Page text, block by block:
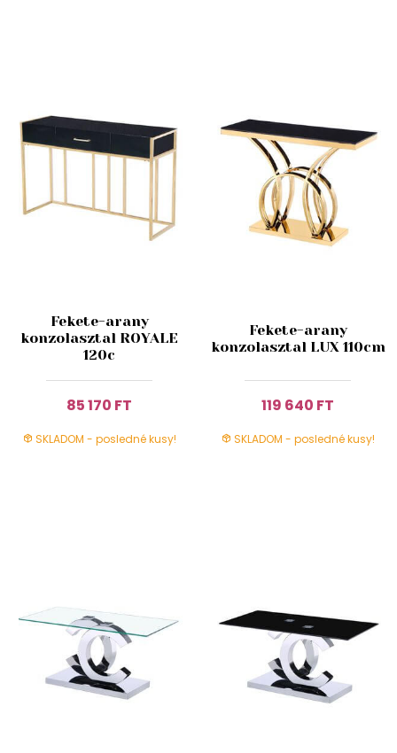
Fekete-arany
konzolasztal ROYALE
120c
85 170 FT
SKLADOM - posledné kusy!
Fekete-arany
konzolasztal LUX 110cm
119 640 FT
SKLADOM - posledné kusy!